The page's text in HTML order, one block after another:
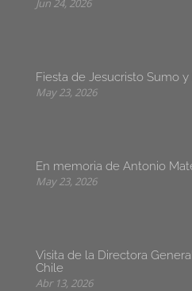
Jun 24, 2026
Fiesta de Jesucristo Sumo
May 23, 2026
En memoria de Antonio
May 23, 2026
Visita de la Directora
Chile
Abr 13, 2026